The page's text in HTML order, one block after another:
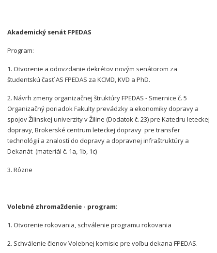
Akademický senát FPEDAS
Program:
1. Otvorenie a odovzdanie dekrétov novým senátorom za
študentskú časť AS FPEDAS za KCMD, KVD a PhD.
2. Návrh zmeny organizačnej štruktúry FPEDAS - Smernice č. 5
Organizačný poriadok Fakulty prevádzky a ekonomiky dopravy a
spojov Žilinskej univerzity v Žiline (Dodatok č. 23) pre Katedru leteckej
dopravy, Brokerské centrum leteckej dopravy pre transfer
technológií a znalostí do dopravy a dopravnej infraštruktúry a
Dekanát (materiál č. 1a, 1b, 1c)
3. Rôzne
Volebné zhromaždenie - program:
1. Otvorenie rokovania, schválenie programu rokovania
2. Schválenie členov Volebnej komisie pre voľbu dekana FPEDAS.